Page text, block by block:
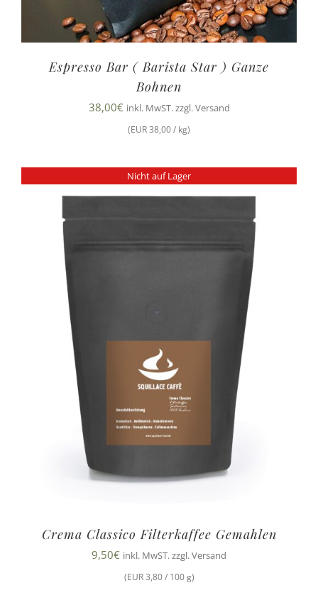
Espresso Bar ( Barista Star ) Ganze
Bohnen
38,00€ inkl. MwST. zzgl. Versand
(EUR 38,00 / kg)
Nicht auf Lager
Crema Classico Filterkaffee Gemahlen
9,50€ inkl. MwST. zzgl. Versand
(EUR 3,80 / 100 g)